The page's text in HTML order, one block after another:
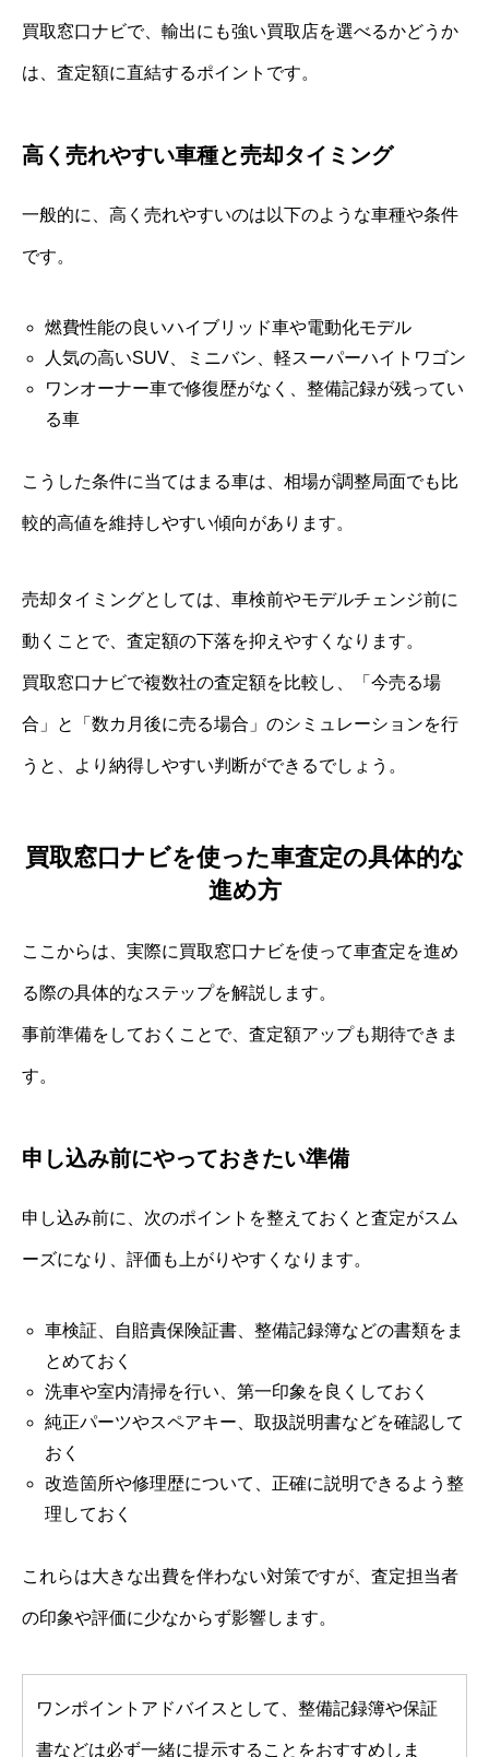
買取窓口ナビで、輸出にも強い買取店を選べるかどうか
は、査定額に直結するポイントです。
高く売れやすい車種と売却タイミング
一般的に、高く売れやすいのは以下のような車種や条件
です。
燃費性能の良いハイブリッド車や電動化モデル
人気の高いSUV、ミニバン、軽スーパーハイトワゴン
ワンオーナー車で修復歴がなく、整備記録が残ってい
る車
こうした条件に当てはまる車は、相場が調整局面でも比
較的高値を維持しやすい傾向があります。
売却タイミングとしては、車検前やモデルチェンジ前に
動くことで、査定額の下落を抑えやすくなります。
買取窓口ナビで複数社の査定額を比較し、「今売る場
合」と「数カ月後に売る場合」のシミュレーションを行
うと、より納得しやすい判断ができるでしょう。
買取窓口ナビを使った車査定の具体的な
進め方
ここからは、実際に買取窓口ナビを使って車査定を進め
る際の具体的なステップを解説します。
事前準備をしておくことで、査定額アップも期待できま
す。
申し込み前にやっておきたい準備
申し込み前に、次のポイントを整えておくと査定がスム
ーズになり、評価も上がりやすくなります。
車検証、自賠責保険証書、整備記録簿などの書類をま
とめておく
洗車や室内清掃を行い、第一印象を良くしておく
純正パーツやスペアキー、取扱説明書などを確認して
おく
改造箇所や修理歴について、正確に説明できるよう整
理しておく
これらは大きな出費を伴わない対策ですが、査定担当者
の印象や評価に少なからず影響します。
ワンポイントアドバイスとして、整備記録簿や保証
書などは必ず一緒に提示することをおすすめしま